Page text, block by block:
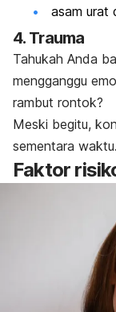
asam urat
4. Trauma
Tahukah Anda
mengganggu
rambut rontok?
Meski begitu,
sementara waktu.
Faktor